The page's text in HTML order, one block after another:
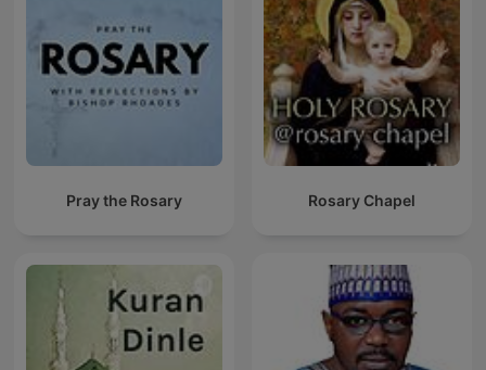
Pray the Rosary Rosary Chapel